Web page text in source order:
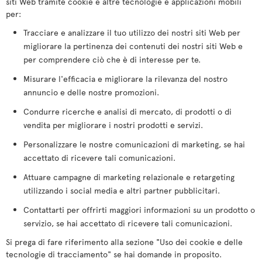
per:
Tracciare e analizzare il tuo utilizzo dei nostri siti Web per
migliorare la pertinenza dei contenuti dei nostri siti Web e
per comprendere ciò che è di interesse per te.
Misurare l'efficacia e migliorare la rilevanza del nostro
annuncio e delle nostre promozioni.
Condurre ricerche e analisi di mercato, di prodotti o di
vendita per migliorare i nostri prodotti e servizi.
Personalizzare le nostre comunicazioni di marketing, se hai
accettato di ricevere tali comunicazioni.
Attuare campagne di marketing relazionale e retargeting
utilizzando i social media e altri partner pubblicitari.
Contattarti per offrirti maggiori informazioni su un prodotto o
servizio, se hai accettato di ricevere tali comunicazioni.
Si prega di fare riferimento alla sezione "Uso dei cookie e delle
tecnologie di tracciamento" se hai domande in proposito.